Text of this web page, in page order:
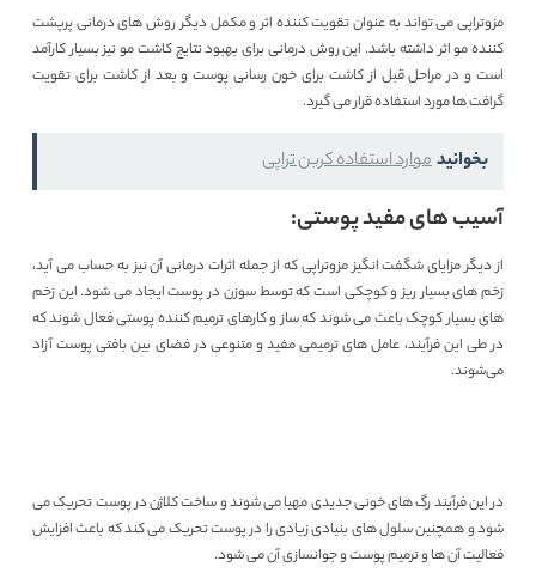
مزوتراپی می تواند به عنوان تقویت کننده اثر و مکمل دیگر روش های درمانی پرپشت
کننده مو اثر داشته باشد. این روش درمانی برای بهبود نتایج کاشت مو نیز بسیار کارآمد
است و در مراحل قبل از کاشت برای خون رسانی پوست و بعد از کاشت برای تقویت
گرافت ها مورد استفاده قرار می گیرد.
بخوانیدموارد استفاده کربن تراپی
آسیب های مفید پوستی:
از دیگر مزایای شگفت انگیز مزوتراپی که از جمله اثرات درمانی آن نیز به حساب می آید،
زخم‌ های بسیار ریز و کوچکی است که توسط سوزن در پوست ایجاد می ‌شود. این زخم
های بسیار کوچک باعث می ‌شوند که ساز و کارهای ترمیم کننده پوستی فعال شوند که
در طی این فرآیند، عامل های ترمیمی مفید و متنوعی در فضای بین بافتی پوست آزاد
می‌شوند.
در این فرآیند رگ ‌های خونی جدیدی مهیا می شوند و ساخت کلاژن در پوست تحریک می
‌شود و همچنین سلول ‌های بنیادی زیادی را در پوست تحریک می کند که باعث افزایش
فعالیت آن ها و ترمیم پوست و جوانسازی آن می شود.